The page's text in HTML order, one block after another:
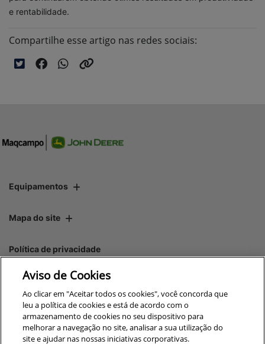
e rentabilidade.
Compartilhe esse artigo nas redes sociais:
Equipamentos
Mapa do site
Política de privacidade
CNPJ: 00.970.771/0004-54
Aviso de Cookies
Ao clicar em "Aceitar todos os cookies", você concorda que
leu a política de cookies e está de acordo com o
armazenamento de cookies no seu dispositivo para
melhorar a navegação no site, analisar a sua utilização do
site e ajudar nas nossas iniciativas corporativas.